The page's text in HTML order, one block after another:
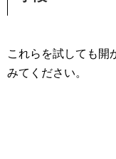
これらを試しても開
みてください。